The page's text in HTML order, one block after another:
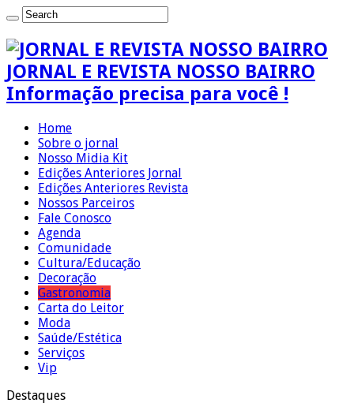
JORNAL E REVISTA NOSSO BAIRRO
Informação precisa para você !
Home
Sobre o jornal
Nosso Midia Kit
Edições Anteriores Jornal
Edições Anteriores Revista
Nossos Parceiros
Fale Conosco
Agenda
Comunidade
Cultura/Educação
Decoração
Gastronomia
Carta do Leitor
Moda
Saúde/Estética
Serviços
Vip
Destaques